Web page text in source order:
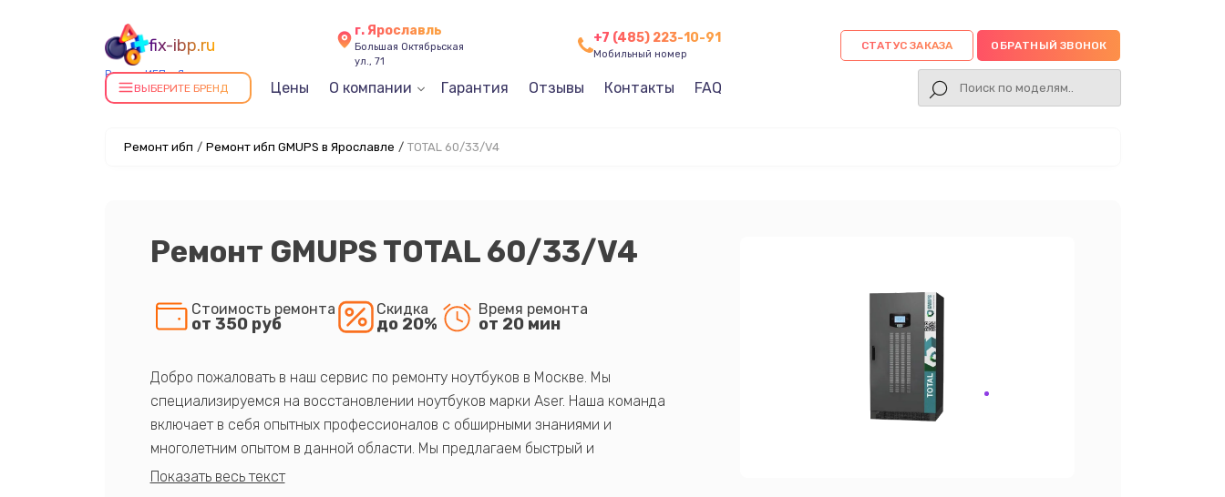
fix-ibp.ru
Ремонт ИБП в Ярославле
г. Ярославль
Большая Октябрьская
ул., 71
+7 (485) 223-10-91
Мобильный номер
СТАТУС ЗАКАЗА ОБРАТНЫЙ ЗВОНОК
ВЫБЕРИТЕ БРЕНД Цены О компании Гарантия Отзывы Контакты FAQ
Ремонт ибп / Ремонт ибп GMUPS в Ярославле / TOTAL 60/33/V4
Ремонт GMUPS TOTAL 60/33/V4
Стоимость ремонта
от 350 руб
Скидка
до 20%
Время ремонта
от 20 мин
Добро пожаловать в наш сервис по ремонту ноутбуков в Москве. Мы
специализируемся на восстановлении ноутбуков марки Aser. Наша команда
включает в себя опытных профессионалов с обширными знаниями и
многолетним опытом в данной области. Мы предлагаем быстрый и
качественный ремонт с использованием оригинальных компонентов, а также